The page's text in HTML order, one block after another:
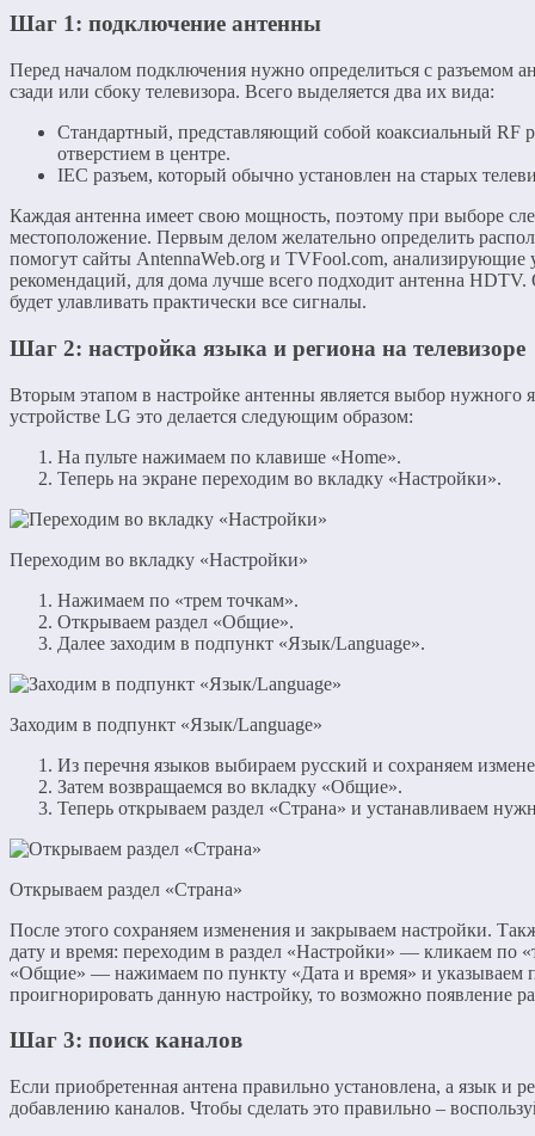
Шаг 1: подключение антенны
Перед началом подключения нужно определиться с разъемом
сзади или сбоку телевизора. Всего выделяется два их вида:
Стандартный, представляющий собой коаксиальный RF
отверстием в центре.
IEC разъем, который обычно установлен на старых
Каждая антенна имеет свою мощность, поэтому при выборе
местоположение. Первым делом желательно определить
помогут сайты AntennaWeb.org и TVFool.com, анализирующие
рекомендаций, для дома лучше всего подходит антенна
будет улавливать практически все сигналы.
Шаг 2: настройка языка и региона на телевизоре
Вторым этапом в настройке антенны является выбор нужного
устройстве LG это делается следующим образом:
На пульте нажимаем по клавише «Home».
Теперь на экране переходим во вкладку «Настройки».
Переходим во вкладку «Настройки»
Нажимаем по «трем точкам».
Открываем раздел «Общие».
Далее заходим в подпункт «Язык/Language».
Заходим в подпункт «Язык/Language»
Из перечня языков выбираем русский и сохраняем
Затем возвращаемся во вкладку «Общие».
Теперь открываем раздел «Страна» и устанавливаем
Открываем раздел «Страна»
После этого сохраняем изменения и закрываем настройки.
дату и время: переходим в раздел «Настройки» — кликаем по
«Общие» — нажимаем по пункту «Дата и время» и указываем
проигнорировать данную настройку, то возможно появление
Шаг 3: поиск каналов
Если приобретенная антена правильно установлена, а язык и
добавлению каналов. Чтобы сделать это правильно –